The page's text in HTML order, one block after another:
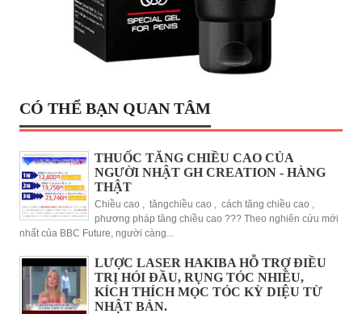
CÓ THỂ BẠN QUAN TÂM
THUỐC TĂNG CHIỀU CAO CỦA
NGƯỜI NHẬT GH CREATION - HÀNG
THẬT
Chiều cao , tăngchiều cao , cách tăng chiều cao ,
phương pháp tăng chiều cao ??? Theo nghiên cứu mới
nhất của BBC Future, người càng...
LƯỢC LASER HAKIBA HỖ TRỢ ĐIỀU
TRỊ HÓI ĐẦU, RỤNG TÓC NHIỀU,
KÍCH THÍCH MỌC TÓC KỲ DIỆU TỪ
NHẬT BẢN.